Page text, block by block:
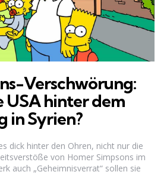
Verschwörung:
USA hinter dem
in Syrien?
dick hinter den Ohren, nicht nur die
von Homer Simpsons im
auch „Geheimnisverrat“ sollen sie